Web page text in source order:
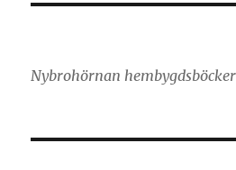
Nybrohörnan